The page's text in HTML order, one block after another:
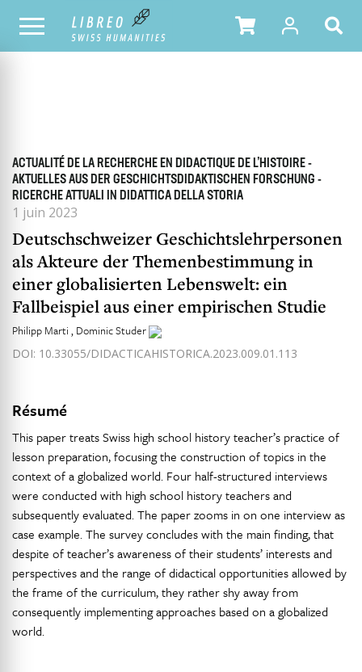
TOUS LES NUMÉROS SOMMAIRE DU NUMÉRO
ACTUALITÉ DE LA RECHERCHE EN DIDACTIQUE DE L’HISTOIRE -
AKTUELLES AUS DER GESCHICHTSDIDAKTISCHEN FORSCHUNG -
RICERCHE ATTUALI IN DIDATTICA DELLA STORIA
1 juin 2023
Deutschschweizer Geschichtslehrpersonen
als Akteure der Themenbestimmung in
einer globalisierten Lebenswelt: ein
Fallbeispiel aus einer empirischen Studie
Philipp Marti Dominic Studer
DOI: 10.33055/DIDACTICAHISTORICA.2023.009.01.113
Résumé
This paper treats Swiss high school history teacher’s practice of
lesson preparation, focusing the construction of topics in the
context of a globalized world. Four half-structured interviews
were conducted with high school history teachers and
subsequently evaluated. The paper zooms in on one interview as
case example. The survey concludes with the main finding, that
despite of teacher’s awareness of their students’ interests and
perspectives and the range of didactical opportunities allowed by
the frame of the curriculum, they rather shy away from
consequently implementing approaches based on a globalized
world.